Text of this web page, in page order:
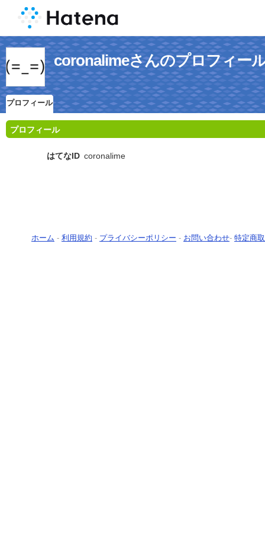
coronalimeさんのプロフィー
プロフィール
プロフィール
はてなID coronalime
ホーム - 利用規約 - プライバシーポリシー - お問い合わせ- 特定商